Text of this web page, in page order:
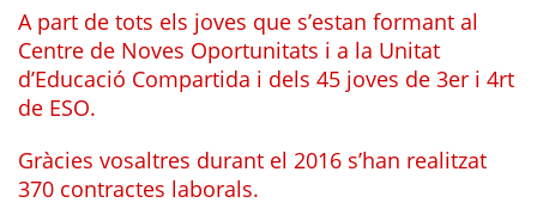
A part de tots els joves que s’estan formant al
Centre de Noves Oportunitats i a la Unitat
d’Educació Compartida i dels 45 joves de 3er i 4rt
de ESO.
Gràcies vosaltres durant el 2016 s’han realitzat
370 contractes laborals.